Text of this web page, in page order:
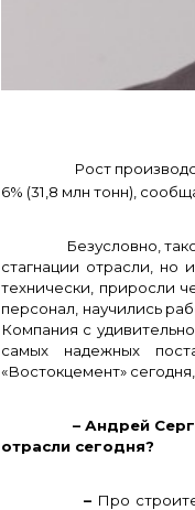
Рост
6% (31,8 млн тонн),
Безусловно, такой
стагнации отрасли, но
технически, приросли
персонал, научились
Компания с
самых надежных
«Востокцемент»
– Андрей
отрасли сегодня?
– Про